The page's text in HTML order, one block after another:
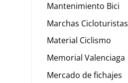
Mantenimiento Bici
Marchas Cicloturistas
Material Ciclismo
Memorial Valenciaga
Mercado de fichajes